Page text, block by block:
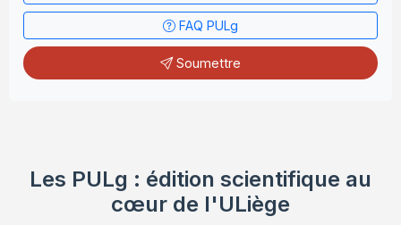
FAQ PULg
Soumettre
Les PULg : édition scientifique au
cœur de l'ULiège